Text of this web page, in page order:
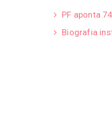
PF aponta
Biografia